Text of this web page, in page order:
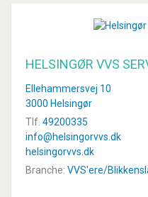
HELSINGØR VVS
Ellehammersvej 10
3000 Helsingør
Tlf. 49200335
info@helsingorvvs.dk
helsingorvvs.dk
Branche: VVS'ere/